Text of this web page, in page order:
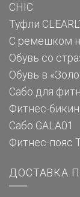
CHIC
Туфли
С ремешком
Обувь со
Обувь в
Сабо для
Фитнес-
Сабо GALA01
Фитнес-пояс
ДОСТАВКА